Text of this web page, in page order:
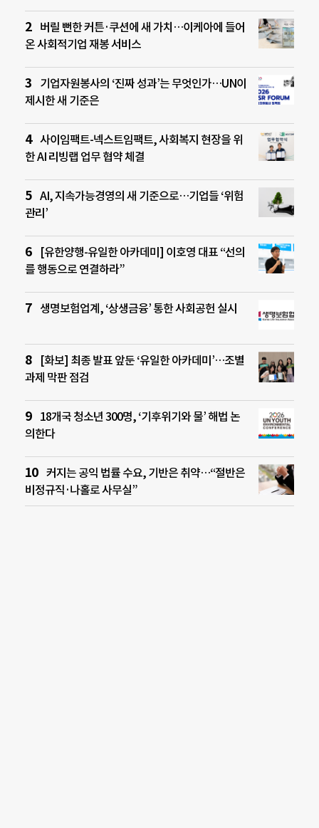
버릴 뻔한 커튼·쿠션에 새 가치…이케아에 들어
온 사회적기업 재봉 서비스
기업자원봉사의 ‘진짜 성과’는 무엇인가…UN이
제시한 새 기준은
사이임팩트-넥스트임팩트, 사회복지 현장을 위
한 AI 리빙랩 업무 협약 체결
AI, 지속가능경영의 새 기준으로…기업들 ‘위험
관리’
[유한양행-유일한 아카데미] 이호영 대표 “선의
를 행동으로 연결하라”
생명보험업계, ‘상생금융’ 통한 사회공헌 실시
[화보] 최종 발표 앞둔 ‘유일한 아카데미’…조별
과제 막판 점검
18개국 청소년 300명, ‘기후위기와 물’ 해법 논
의한다
커지는 공익 법률 수요, 기반은 취약…“절반은
비정규직·나홀로 사무실”